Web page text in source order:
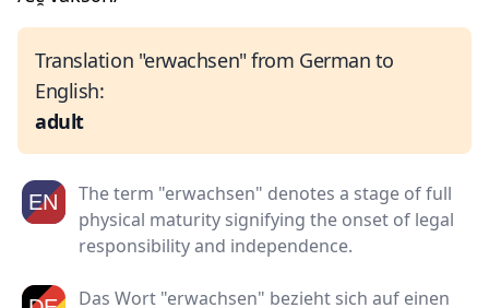
Translation "erwachsen" from German to
English:
adult
The term "erwachsen" denotes a stage of full
physical maturity signifying the onset of legal
responsibility and independence.
Das Wort "erwachsen" bezieht sich auf einen